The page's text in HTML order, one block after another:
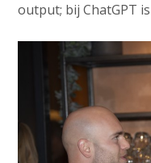
output; bij ChatGPT